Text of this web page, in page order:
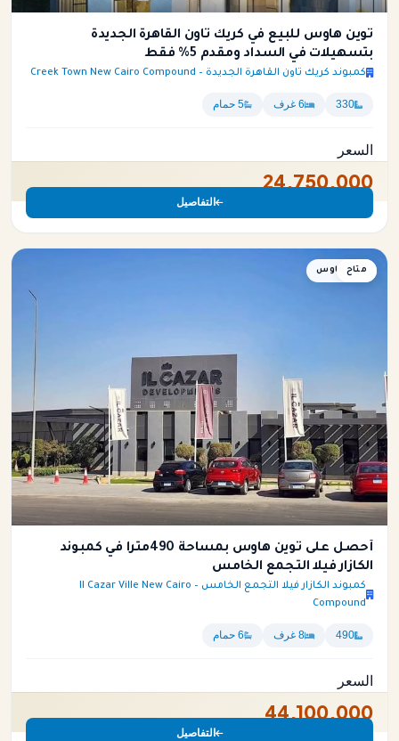
توين هاوس للبيع في كريك تاون القاهرة الجديدة
بتسهيلات في السداد ومقدم 5% فقط
كمبوند كريك تاون القاهرة الجديدة – Creek Town New Cairo Compound
330 6 غرف 5 حمام
السعر
24,750,000
التفاصيل
توين هاوس
متاح
أحصل على توين هاوس بمساحة 490متراً في كمبوند
الكازار فيلا التجمع الخامس
كمبوند الكازار فيلا التجمع الخامس – Il Cazar Ville New Cairo
Compound
490 8 غرف 6 حمام
السعر
44,100,000
التفاصيل